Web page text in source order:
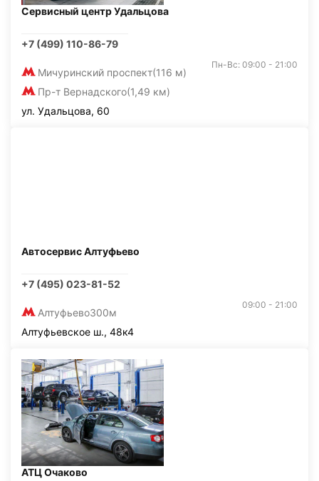
Сервисный центр Удальцова
+7 (499) 110-86-79
Мичуринский проспект(116 м)
Пр-т Вернадского(1,49 км)
Пн-Вс: 09:00 - 21:00
ул. Удальцова, 60
Автосервис Алтуфьево
+7 (495) 023-81-52
Алтуфьево300м
09:00 - 21:00
Алтуфьевское ш., 48к4
АТЦ Очаково